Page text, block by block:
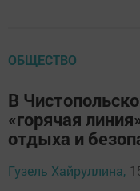
ОБЩЕСТВО
В
«горячая
отдыха и
Гузель Хайруллина,